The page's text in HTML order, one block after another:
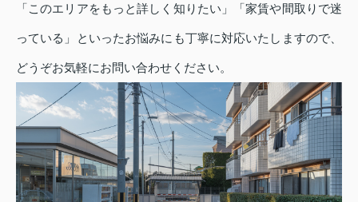
「このエリアをもっと詳しく知りたい」「家賃や間取りで迷
っている」といったお悩みにも丁寧に対応いたしますので、
どうぞお気軽にお問い合わせください。